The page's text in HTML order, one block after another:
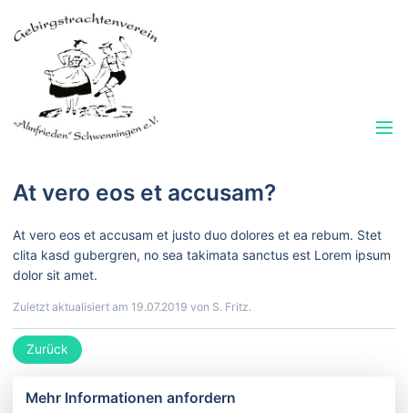
At vero eos et accusam?
At vero eos et accusam et justo duo dolores et ea rebum. Stet
clita kasd gubergren, no sea takimata sanctus est Lorem ipsum
dolor sit amet.
Zuletzt aktualisiert am 19.07.2019 von S. Fritz.
Zurück
Mehr Informationen anfordern